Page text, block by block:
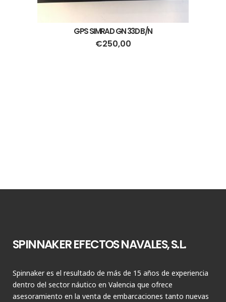
GPS SIMRAD GN 33D B/N
€250,00
SPINNAKER EFECTOS NAVALES, S.L.
Spinnaker es el resultado de más de 15 años de experiencia
dentro del sector náutico en Valencia que ofrece
asesoramiento en la venta de embarcaciones tanto nuevas